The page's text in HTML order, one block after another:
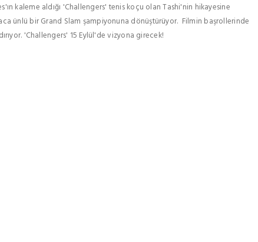
kaleme aldığı 'Challengers' tenis koçu olan Tashi'nin hikayesine
ünlü bir Grand Slam şampiyonuna dönüştürüyor. Filmin başrollerinde
'Challengers' 15 Eylül'de vizyona girecek!